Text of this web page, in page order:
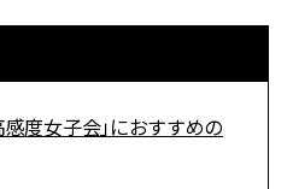
度女子会」におすすめの